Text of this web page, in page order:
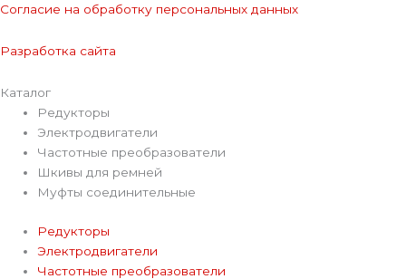
Согласие на обработку персональных данных
Разработка сайта
Каталог
Редукторы
Электродвигатели
Частотные преобразователи
Шкивы для ремней
Муфты соединительные
Редукторы
Электродвигатели
Частотные преобразователи